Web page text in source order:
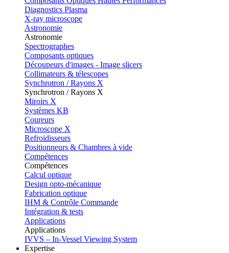
Diagnostics Plasma
X-ray microscope
Astronomie
Astronomie
Spectrographes
Composants optiques
Découpeurs d'images - Image slicers
Collimateurs & télescopes
Synchrotron / Rayons X
Synchrotron / Rayons X
Miroirs X
Systèmes KB
Coureurs
Microscope X
Refroidisseurs
Positionneurs & Chambres à vide
Compétences
Compétences
Calcul optique
Design opto-mécanique
Fabrication optique
IHM & Contrôle Commande
Intégration & tests
Applications
Applications
IVVS – In-Vessel Viewing System
Expertise